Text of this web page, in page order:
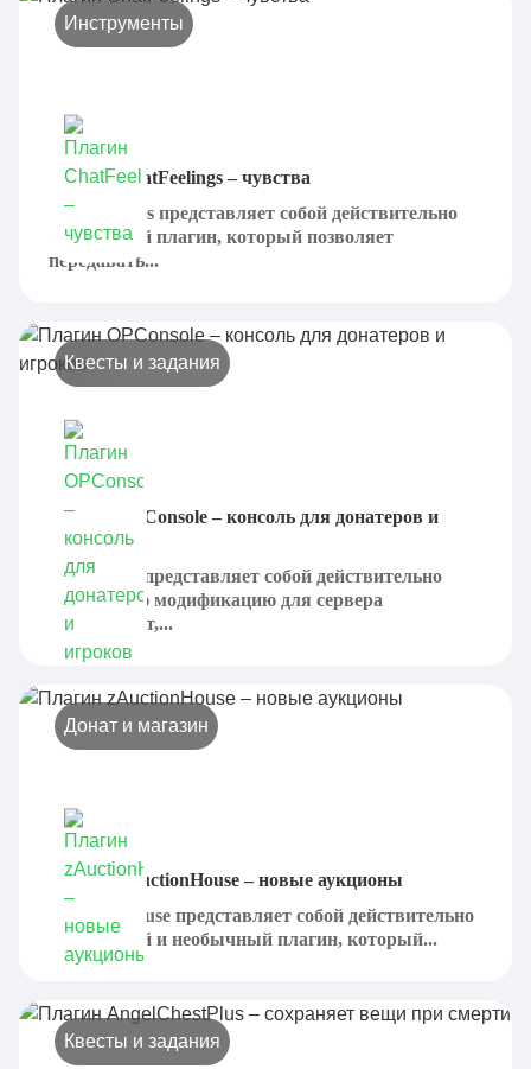
Инструменты
Плагин ChatFeelings – чувства
ChatFeelings представляет собой действительно
интересный плагин, который позволяет
передавать...
Квесты и задания
Плагин OPConsole – консоль для донатеров и
игроков
OPConsole представляет собой действительно
интересную модификацию для сервера
МАйнкрафт,...
Донат и магазин
Плагин zAuctionHouse – новые аукционы
zAuctionHouse представляет собой действительно
интересный и необычный плагин, который...
Квесты и задания